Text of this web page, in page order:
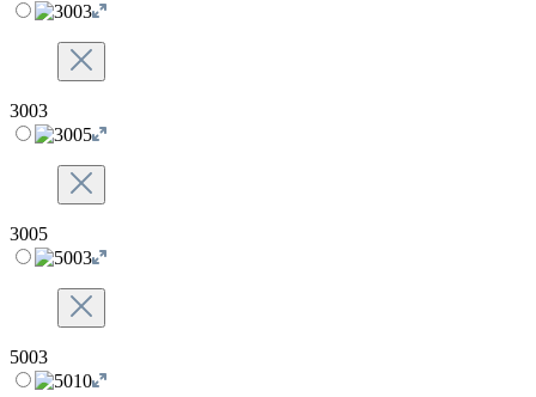
3003
3005
5003